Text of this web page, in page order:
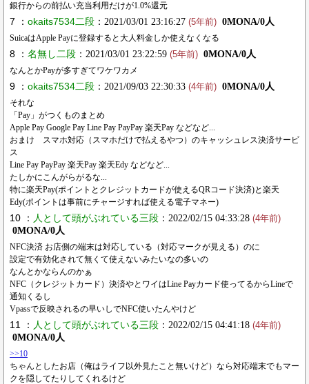
銀行からの前払い充当利用だけが1.0%還元
7 ： okaits7534二段 ：2021/03/01 23:16:27 (5年前) 0MONA/0人
SuicaはApple Payに登録すると大人料金しか使えなくなる
8 ： 名無し二段 ：2021/03/01 23:22:59 (5年前) 0MONA/0人
なんとかPayが多すぎてワケワカメ
9 ： okaits7534二段 ：2021/09/03 22:30:33 (4年前) 0MONA/0人
それな
「Pay」がつくものまとめ
Apple Pay Google Pay Line Pay PayPay 楽天Pay などなど...
おまけ スマホ対応（スマホだけで払えるやつ）のキャッシュレス決済サービ
ス
Line Pay PayPay 楽天Pay 楽天Edy などなど...
たしかにこんがらがるな...
特に楽天Pay(ポイントとクレジットカードが使えるQRコード決済)と楽天
Edy(ポイントは事前にチャージすれば使える電子マネー)
10 ： 人として頭がぶれている三段 ：2022/02/15 04:33:28 (4年前)
0MONA/0人
NFC決済 お店側の端末は対応している（対応マークが見える）のに
設定で有効化されて無くて使えないみたいなの多いの
なんとかならんのかぁ
NFC（クレジットカード）決済やとワイはLine Payカード使ってるからLineで
通知くるし
Vpassで反映されるの早いしでNFC使いたんやけど
11 ： 人として頭がぶれている三段 ：2022/02/15 04:41:18 (4年前)
0MONA/0人
>>10
ちゃんとしたお店（俺はライフ以外見たこと無いけど）なら対応端末でもマー
クを隠してたりしてくれるけど